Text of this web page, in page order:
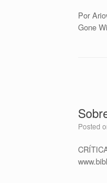
Por
Gone
Posted